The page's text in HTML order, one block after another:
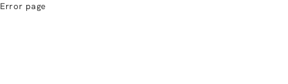
Error page